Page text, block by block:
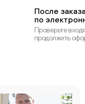
После
по
Проверьте
продолжить